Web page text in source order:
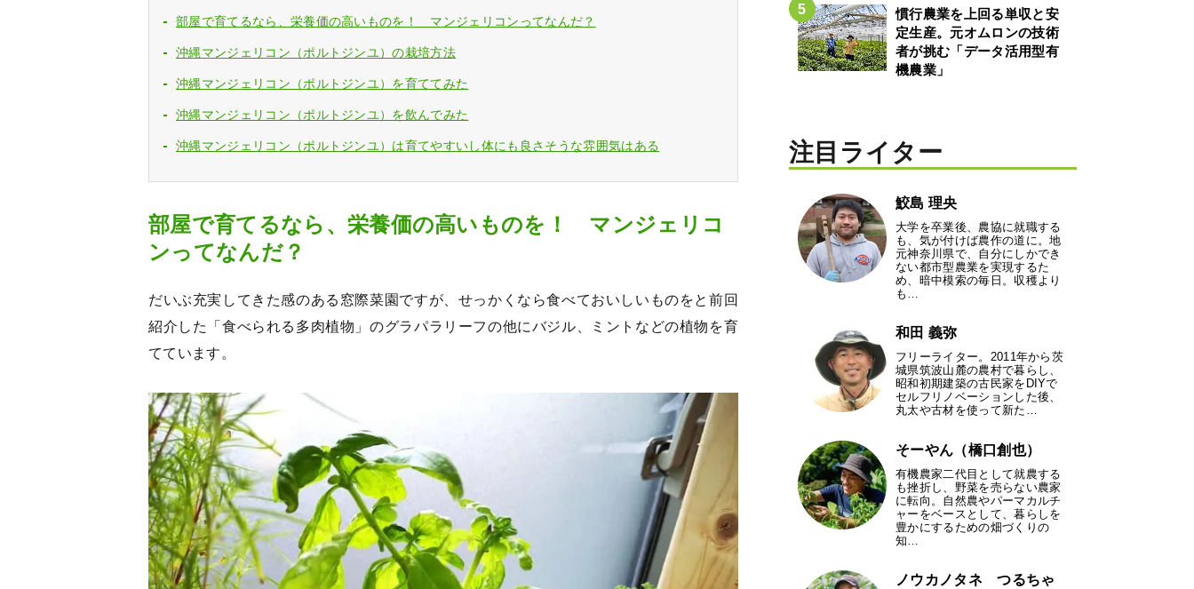
部屋で育てるなら、栄養価の高いものを！ マンジェリコンってなんだ？
沖縄マンジェリコン（ポルトジンユ）の栽培方法
沖縄マンジェリコン（ポルトジンユ）を育ててみた
沖縄マンジェリコン（ポルトジンユ）を飲んでみた
沖縄マンジェリコン（ポルトジンユ）は育てやすいし体にも良さそうな雰囲気はある
部屋で育てるなら、栄養価の高いものを！ マンジェリコ
ンってなんだ？
だいぶ充実してきた感のある窓際菜園ですが、せっかくなら食べておいしいものをと前回
紹介した「食べられる多肉植物」のグラパラリーフの他にバジル、ミントなどの植物を育
てています。
慣行農業を上回る単収と安
定生産。元オムロンの技術
者が挑む「データ活用型有
機農業」
注目ライター
鮫島 理央
大学を卒業後、農協に就職する
も、気が付けば農作の道に。地
元神奈川県で、自分にしかでき
ない都市型農業を実現するた
め、暗中模索の毎日。収穫より
も…
和田 義弥
フリーライター。2011年から茨
城県筑波山麓の農村で暮らし、
昭和初期建築の古民家をDIYで
セルフリノベーションした後、
丸太や古材を使って新た…
そーやん（橋口創也）
有機農家二代目として就農する
も挫折し、野菜を売らない農家
に転向。自然農やパーマカルチ
ャーをベースとして、暮らしを
豊かにするための畑づくりの
知…
ノウカノタネ つるちゃ